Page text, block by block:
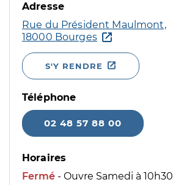
Adresse
Rue du Président Maulmont,
18000 Bourges
S'Y RENDRE
Téléphone
02 48 57 88 00
Horaires
Fermé - Ouvre Samedi à 10h30